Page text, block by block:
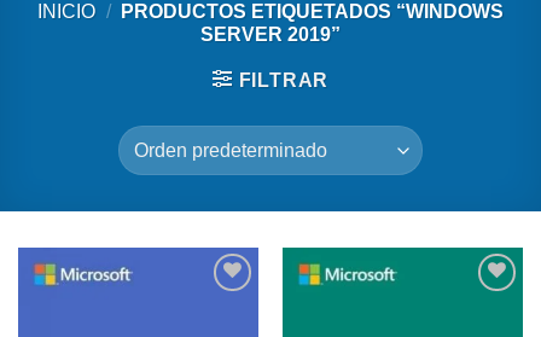
INICIO /
PRODUCTOS ETIQUETADOS “WINDOWS
SERVER 2019”
FILTRAR